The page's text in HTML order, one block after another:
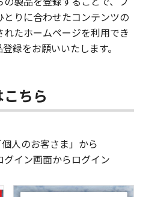
りに合わせたコンテンツの
たホームページを利用でき
録をお願いいたします。
ちら
人のお客さま」から
イン画面からログイン